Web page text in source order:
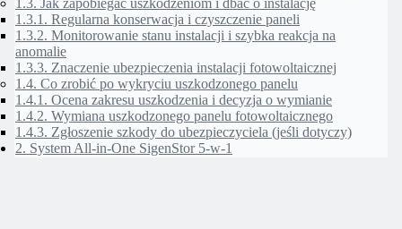
1.3. Jak zapobiegać uszkodzeniom i dbać o instalację
1.3.1. Regularna konserwacja i czyszczenie paneli
1.3.2. Monitorowanie stanu instalacji i szybka reakcja na
anomalie
1.3.3. Znaczenie ubezpieczenia instalacji fotowoltaicznej
1.4. Co zrobić po wykryciu uszkodzonego panelu
1.4.1. Ocena zakresu uszkodzenia i decyzja o wymianie
1.4.2. Wymiana uszkodzonego panelu fotowoltaicznego
1.4.3. Zgłoszenie szkody do ubezpieczyciela (jeśli dotyczy)
2. System All-in-One SigenStor 5-w-1